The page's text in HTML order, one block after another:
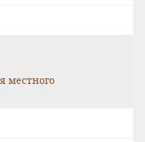
местного